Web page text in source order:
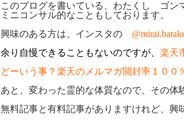
このブログを書いている、わたくし ゴン
ミニコンサル的なこともしております。
興味のある方は、インスタの
余り自慢できることもないのですが、 楽天
どーいう事？楽天のメルマガ開封率１００
あと、変わった霊的な体質なので、その
無料記事と有料記事がありますけれど、興